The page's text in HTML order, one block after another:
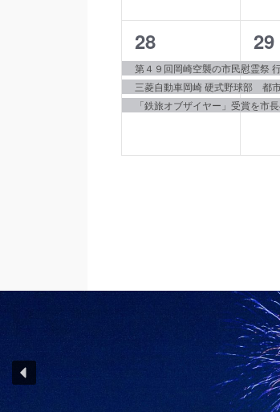
ト,
ト,
3
イ
ベ
ト,
28
第４９回岡崎空襲の市民慰霊祭
三菱自動車岡崎 硬式野球部 都
「鉄旅オブザイヤー」受賞を市
3
イ
ベ
ト,
29